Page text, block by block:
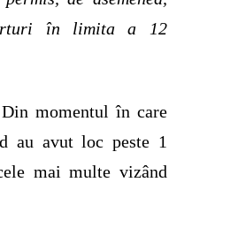
în limita a 12
momentul în care
au avut loc peste 1
mai multe vizând